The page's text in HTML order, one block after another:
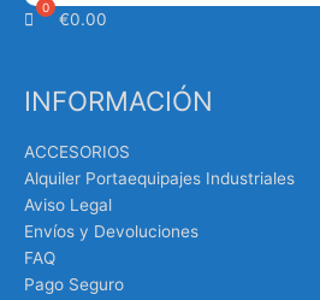
€0.00
INFORMACIÓN
ACCESORIOS
Alquiler Portaequipajes Industriales
Aviso Legal
Envíos y Devoluciones
FAQ
Pago Seguro